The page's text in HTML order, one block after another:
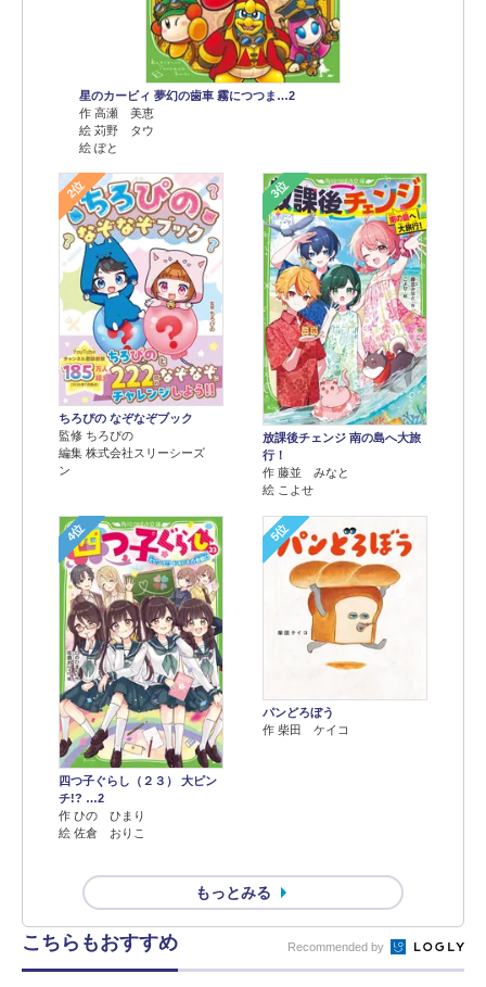
星のカービィ 夢幻の歯車 霧につつま…2
作 高瀬 美恵
絵 苅野 タウ
絵 ぽと
2位
ちろぴの なぞなぞブック
監修 ちろぴの
編集 株式会社スリーシーズ
ン
3位
放課後チェンジ 南の島へ大旅
行！
作 藤並 みなと
絵 こよせ
4位
四つ子ぐらし（２３） 大ピン
チ!? …2
作 ひの ひまり
絵 佐倉 おりこ
5位
パンどろぼう
作 柴田 ケイコ
もっとみる
こちらもおすすめ Recommended by